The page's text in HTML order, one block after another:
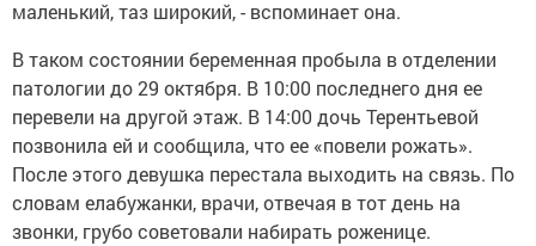
маленький, таз широкий, - вспоминает она.
В таком состоянии беременная пробыла в отделении
патологии до 29 октября. В 10:00 последнего дня ее
перевели на другой этаж. В 14:00 дочь Терентьевой
позвонила ей и сообщила, что ее «повели рожать».
После этого девушка перестала выходить на связь. По
словам елабужанки, врачи, отвечая в тот день на
звонки, грубо советовали набирать роженице.